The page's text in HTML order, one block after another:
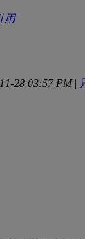
用
28 03:57 PM|